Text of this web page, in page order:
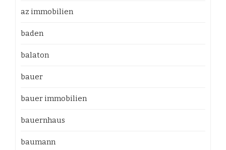
az immobilien
baden
balaton
bauer
bauer immobilien
bauernhaus
baumann